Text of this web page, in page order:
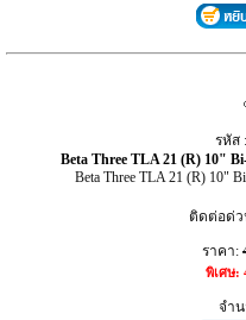
รหัส
Beta Three TLA 21 (R) 10"
Beta Three TLA 21 (R) 10"
ติดต่อด่ว
ราคา:
พิเศษ:
จำ